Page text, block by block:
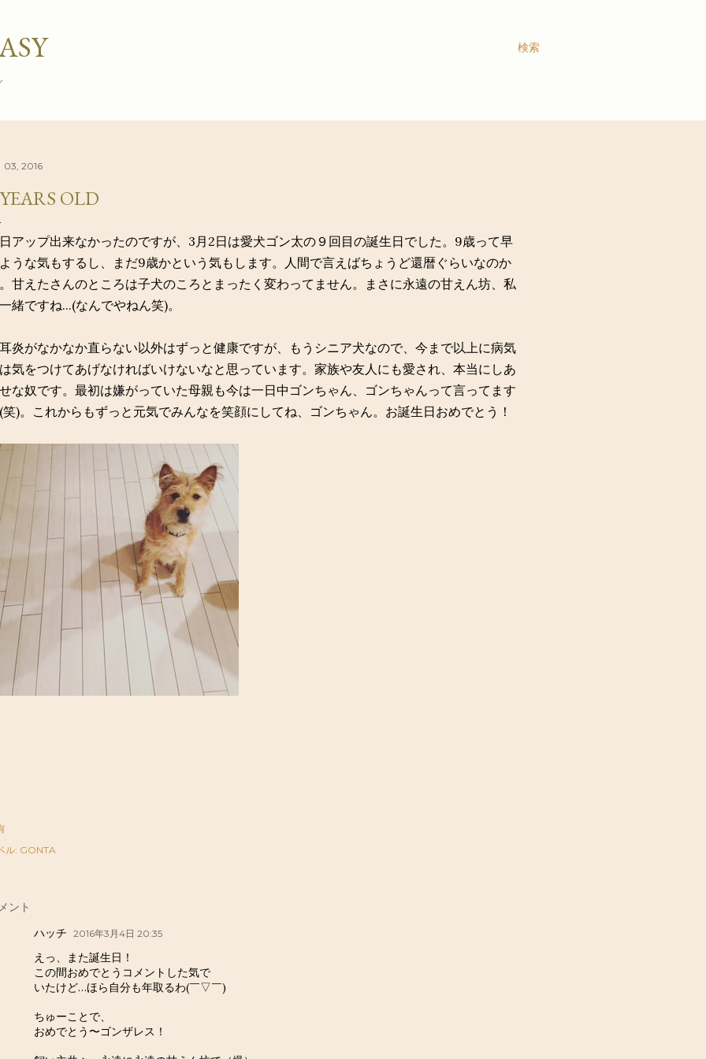
検索
03, 2016
OLD
アップ出来なかったのですが、3月2日は愛犬ゴン太の９回目の誕生日でした。9歳って早
うな気もするし、まだ9歳かという気もします。人間で言えばちょうど還暦ぐらいなのか
甘えたさんのところは子犬のころとまったく変わってません。まさに永遠の甘えん坊、私
緒ですね...(なんでやねん笑)。
炎がなかなか直らない以外はずっと健康ですが、もうシニア犬なので、今まで以上に病気
気をつけてあげなければいけないなと思っています。家族や友人にも愛され、本当にしあ
な奴です。最初は嫌がっていた母親も今は一日中ゴンちゃん、ゴンちゃんって言ってます
笑)。これからもずっと元気でみんなを笑顔にしてね、ゴンちゃん。お誕生日おめでとう！
ル: GONTA
ント
ハッチ 2016年3月4日 20:35
えっ、また誕生日！
この間おめでとうコメントした気で
いたけど…ほら自分も年取るわ(￣▽￣)
ちゅーことで、
おめでとう〜ゴンザレス！